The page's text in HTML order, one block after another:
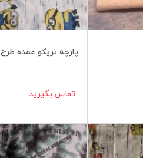
پارچه تریکو عمده طرح 15
تماس بگیرید